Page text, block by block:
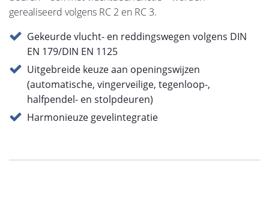
gerealiseerd volgens RC 2 en RC 3.
Gekeurde vlucht- en reddingswegen volgens DIN
EN 179/DIN EN 1125
Uitgebreide keuze aan openingswijzen
(automatische, vingerveilige, tegenloop-,
halfpendel- en stolpdeuren)
Harmonieuze gevelintegratie